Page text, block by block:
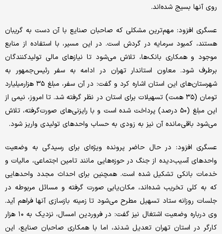
روی آنها بسیج شده‌اند.
عسگری افزود: مهم‌ترین مشکلی که صاحبان صنایع با آن دست به گریبان
هستند، کمبود سرمایه در گردش است. در این مسیر، با استفاده از منابع
موجود و همکاری بانک‌ها، تلاش می‌شود تا نیازهای مالی تولیدکنندگان
برطرف شود. معاون استاندار تهران در ادامه به سفر رئیس‌جمهور به
شهرستان‌های این استان اشاره کرد و گفت: در آن سفر، مبلغ ۳۵ هزار‌میلیارد
تومان (۳۵ همت) تسهیلات برای استان در نظر گرفته شد. تا امروز، نیمی از
این مبلغ (۵۰ درصد) پرداخت شده است و با رایزنی‌های صورت‌گرفته، تلاش
می‌شود باقی‌مانده آن نیز به زودی به حساب واحدهای تولیدی واریز شود.
عسگری افزود: در حال حاضر پرونده ویژه‌ای برای رسیدگی به وضعیت
واحدهای آسیب‌دیده از جنگ در حوزه‌هایی مانند تامین اجتماعی، مالیات و
خدمات بانکی تشکیل شده است. همچنین برای احداث مجدد واحدهایی
که به کلی تخریب شده‌اند، مکان‌یابی صورت گرفته و مسائل مربوطه در
جلسات روزانه ستاد تسهیل مطرح می‌شود تا زمینه بازسازی آنها فراهم آید.
وی درباره وضعیت اشتغال نیز گفت: در فروردین امسال، نزدیک به ۱۰ هزار
کارگر در استان تهران تعدیل شدند، اما با همکاری صاحبان صنایع، این